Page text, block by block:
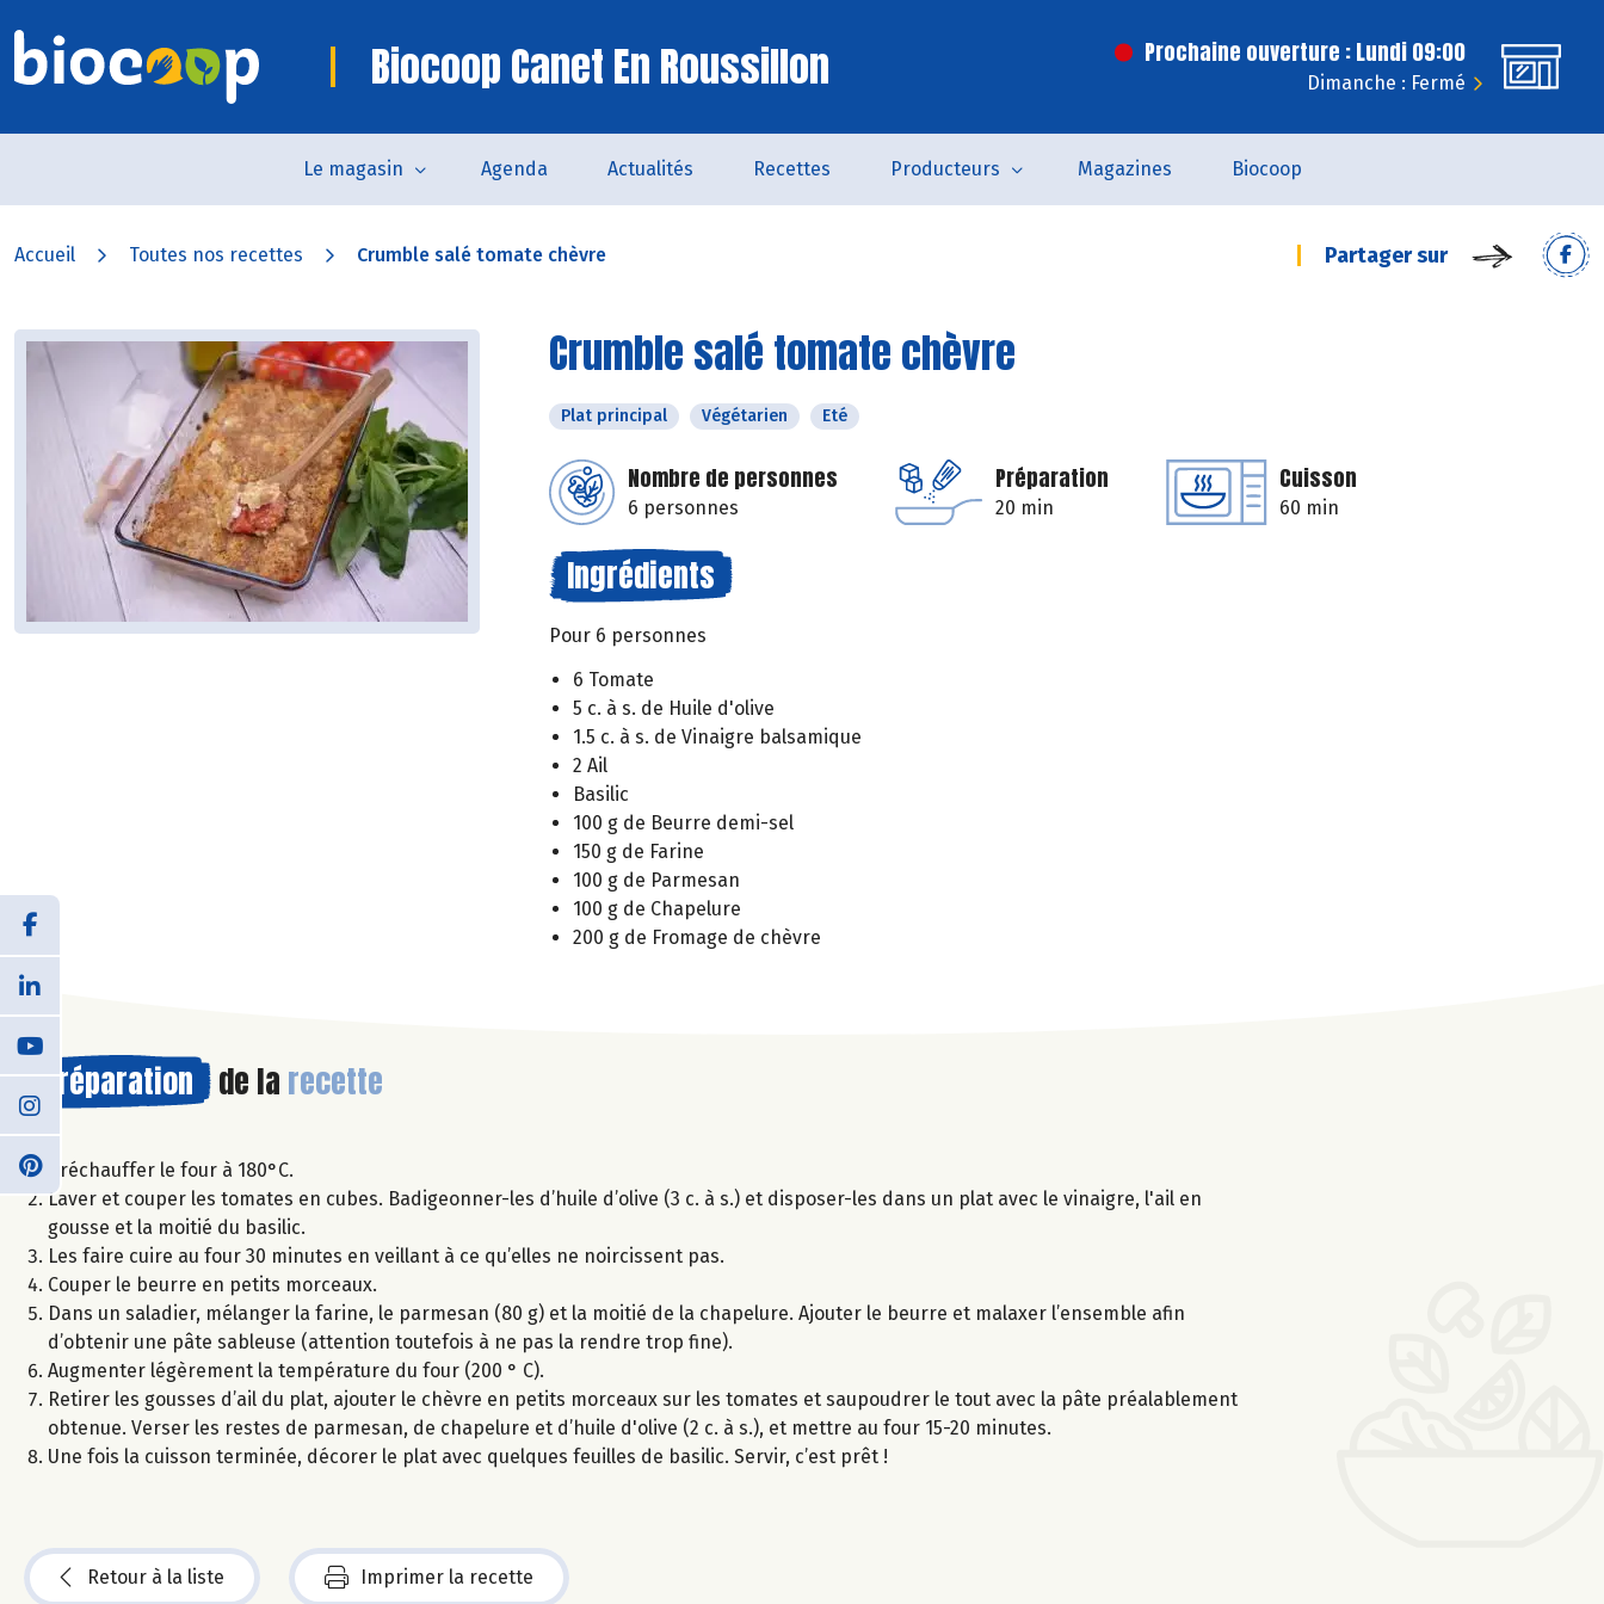
Biocoop Canet En Roussillon Prochaine ouverture : Lundi 09:00
Dimanche : Fermé
Le magasin Agenda Actualités Recettes Producteurs Magazines Biocoop
Accueil Toutes nos recettes Crumble salé tomate chèvre Partager sur
Crumble salé tomate chèvre
Plat principal Végétarien Eté
Nombre de personnes
6 personnes
Préparation
20 min
Cuisson
60 min
Ingrédients
Pour 6 personnes
6 Tomate
5 c. à s. de Huile d'olive
1.5 c. à s. de Vinaigre balsamique
2 Ail
Basilic
100 g de Beurre demi-sel
150 g de Farine
100 g de Parmesan
100 g de Chapelure
200 g de Fromage de chèvre
Préparation de la recette
Préchauffer le four à 180°C.
Laver et couper les tomates en cubes. Badigeonner-les d’huile d’olive (3 c. à s.) et disposer-les dans un plat avec le vinaigre, l'ail en
gousse et la moitié du basilic.
Les faire cuire au four 30 minutes en veillant à ce qu’elles ne noircissent pas.
Couper le beurre en petits morceaux.
Dans un saladier, mélanger la farine, le parmesan (80 g) et la moitié de la chapelure. Ajouter le beurre et malaxer l’ensemble afin
d’obtenir une pâte sableuse (attention toutefois à ne pas la rendre trop fine).
Augmenter légèrement la température du four (200 ° C).
Retirer les gousses d’ail du plat, ajouter le chèvre en petits morceaux sur les tomates et saupoudrer le tout avec la pâte préalablement
obtenue. Verser les restes de parmesan, de chapelure et d’huile d'olive (2 c. à s.), et mettre au four 15-20 minutes.
Une fois la cuisson terminée, décorer le plat avec quelques feuilles de basilic. Servir, c’est prêt !
Retour à la liste Imprimer la recette